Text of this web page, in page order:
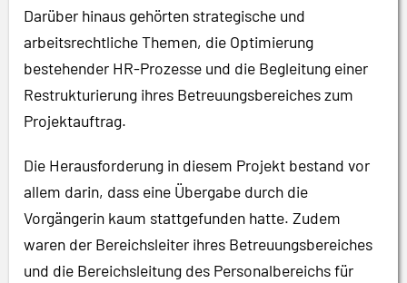
Darüber hinaus gehörten strategische und
arbeitsrechtliche Themen, die Optimierung
bestehender HR-Prozesse und die Begleitung einer
Restrukturierung ihres Betreuungsbereiches zum
Projektauftrag.
Die Herausforderung in diesem Projekt bestand vor
allem darin, dass eine Übergabe durch die
Vorgängerin kaum stattgefunden hatte. Zudem
waren der Bereichsleiter ihres Betreuungsbereiches
und die Bereichsleitung des Personalbereichs für